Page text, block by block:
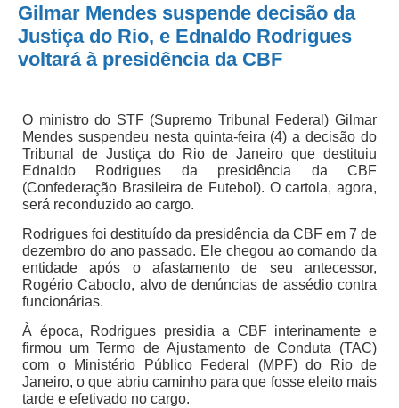
Gilmar Mendes suspende decisão da
Justiça do Rio, e Ednaldo Rodrigues
voltará à presidência da CBF
O ministro do STF (Supremo Tribunal Federal) Gilmar
Mendes suspendeu nesta quinta-feira (4) a decisão do
Tribunal de Justiça do Rio de Janeiro que destituiu
Ednaldo Rodrigues da presidência da CBF
(Confederação Brasileira de Futebol). O cartola, agora,
será reconduzido ao cargo.
Rodrigues foi destituído da presidência da CBF em 7 de
dezembro do ano passado. Ele chegou ao comando da
entidade após o afastamento de seu antecessor,
Rogério Caboclo, alvo de denúncias de assédio contra
funcionárias.
À época, Rodrigues presidia a CBF interinamente e
firmou um Termo de Ajustamento de Conduta (TAC)
com o Ministério Público Federal (MPF) do Rio de
Janeiro, o que abriu caminho para que fosse eleito mais
tarde e efetivado no cargo.